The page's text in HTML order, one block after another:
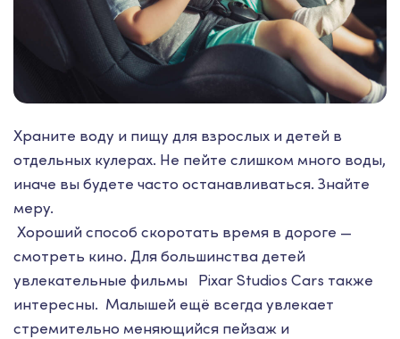
Храните воду и пищу для взрослых и детей в
отдельных кулерах. Не пейте слишком много воды,
иначе вы будете часто останавливаться. Знайте
меру.
Хороший способ скоротать время в дороге —
смотреть кино. Для большинства детей
увлекательные фильмы Pixar Studios Cars также
интересны. Малышей ещё всегда увлекает
стремительно меняющийся пейзаж и